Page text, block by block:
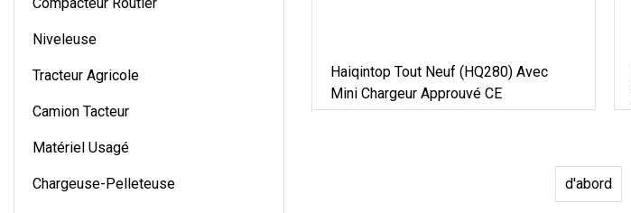
Niveleuse
Tracteur Agricole
Camion Tacteur
Matériel Usagé
Chargeuse-Pelleteuse
Haiqintop Tout Neuf (HQ280) Avec
Mini Chargeur Approuvé CE
d'abord